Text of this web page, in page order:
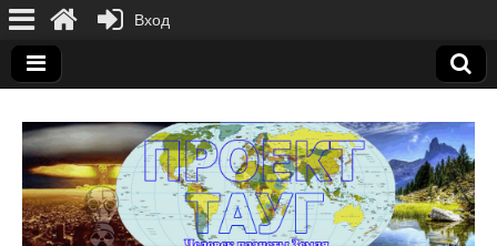
Вход